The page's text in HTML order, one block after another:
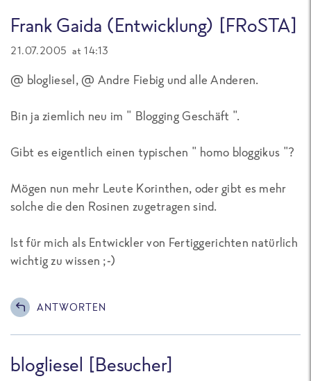
Frank Gaida (Entwicklung) [FRoSTA]
21.07.2005 at 14:13
@ blogliesel, @ Andre Fiebig und alle Anderen.
Bin ja ziemlich neu im " Blogging Geschäft ".
Gibt es eigentlich einen typischen " homo bloggikus "?
Mögen nun mehr Leute Korinthen, oder gibt es mehr
solche die den Rosinen zugetragen sind.
Ist für mich als Entwickler von Fertiggerichten natürlich
wichtig zu wissen ;-)
ANTWORTEN
blogliesel [Besucher]